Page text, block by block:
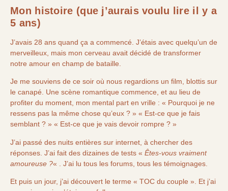
Mon histoire (que j’aurais voulu lire il y a
5 ans)
J’avais 28 ans quand ça a commencé. J’étais avec quelqu’un de
merveilleux, mais mon cerveau avait décidé de transformer
notre amour en champ de bataille.
Je me souviens de ce soir où nous regardions un film, blottis sur
le canapé. Une scène romantique commence, et au lieu de
profiter du moment, mon mental part en vrille : « Pourquoi je ne
ressens pas la même chose qu’eux ? » « Est-ce que je fais
semblant ? » « Est-ce que je vais devoir rompre ? »
J’ai passé des nuits entières sur internet, à chercher des
réponses. J’ai fait des dizaines de tests « Êtes-vous vraiment
amoureuse ?« . J’ai lu tous les forums, tous les témoignages.
Et puis un jour, j’ai découvert le terme « TOC du couple ». Et j’ai